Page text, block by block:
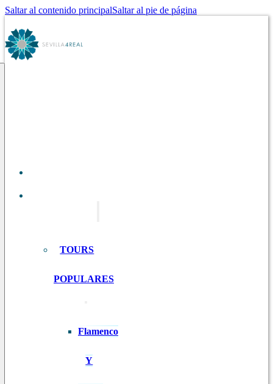
Saltar al contenido principalSaltar al pie de página
TOURS
POPULARES
Flamenco
Y